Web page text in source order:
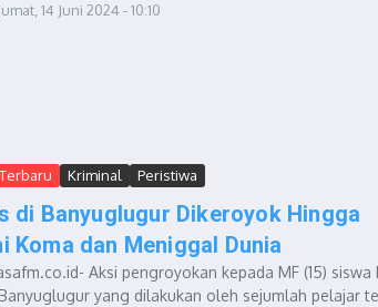
Jumat, 14 Juni 2024 - 10:10
Kriminal Peristiwa
di Banyuglugur Dikeroyok Hingga
Koma dan Meniggal Dunia
Aksi pengroyokan kepada MF (15) siswa
yang dilakukan oleh sejumlah pelajar